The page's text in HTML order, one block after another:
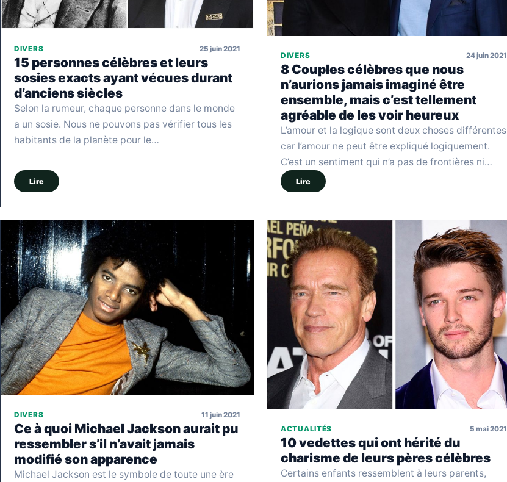
DIVERS 25 juin 2021
15 personnes célèbres et leurs
sosies exacts ayant vécues durant
d’anciens siècles
Selon la rumeur, chaque personne dans le monde
a un sosie. Nous ne pouvons pas vérifier tous les
habitants de la planète pour le…
Lire
DIVERS 24 juin 2021
8 Couples célèbres que nous
n’aurions jamais imaginé être
ensemble, mais c’est tellement
agréable de les voir heureux
L’amour et la logique sont deux choses différentes
car l’amour ne peut être expliqué logiquement.
C’est un sentiment qui n’a pas de frontières ni…
Lire
DIVERS 11 juin 2021
Ce à quoi Michael Jackson aurait pu
ressembler s’il n’avait jamais
modifié son apparence
Michael Jackson est le symbole de toute une ère
ACTUALITÉS 5 mai 2021
10 vedettes qui ont hérité du
charisme de leurs pères célèbres
Certains enfants ressemblent à leurs parents,